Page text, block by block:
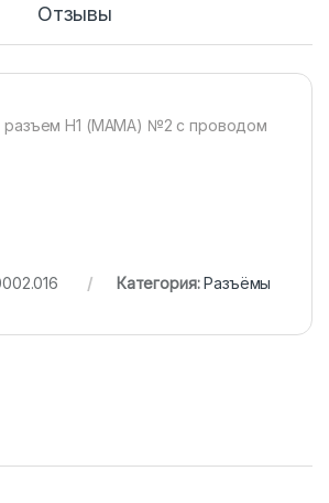
Отзывы
разъем Н1 (МАМА) №2 с проводом
Категория:Разъёмы